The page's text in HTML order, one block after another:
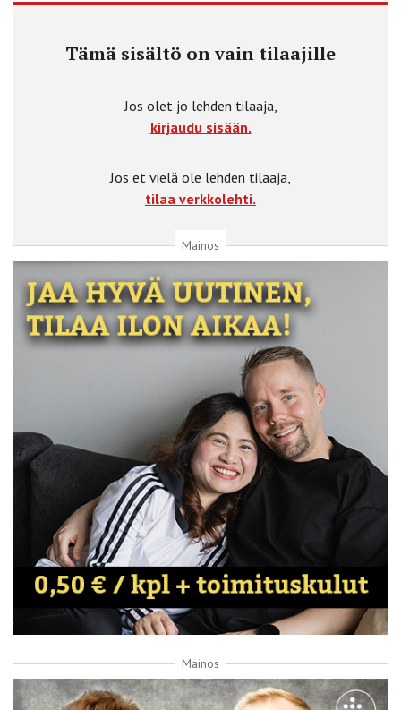
Tämä sisältö on vain tilaajille
Jos olet jo lehden tilaaja,
kirjaudu sisään.
Jos et vielä ole lehden tilaaja,
tilaa verkkolehti.
Mainos
Mainos